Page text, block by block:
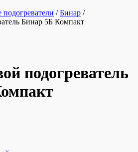
/Бинар /
Бинар 5Б Компакт
подогреватель